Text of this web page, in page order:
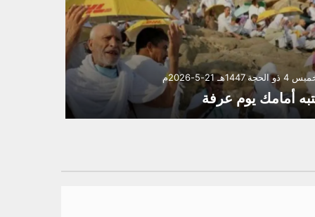
1447هـ 21-5-2026م
أمامك يوم عرفة